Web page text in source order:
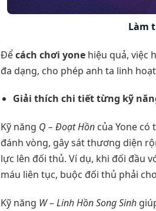
Làm
Đểcách chơi yone hiệu quả, việc
đa dạng, cho phép anh ta linh
Giải thích chi tiết từng kỹ
Kỹ năng Q – Đoạt Hồn của Yone
đánh vòng, gây sát thương diện
lực lên đối thủ. Ví dụ, khi đối đầu
máu liên tục, buộc đối thủ phải
Kỹ năng W – Linh Hồn Song Sinh